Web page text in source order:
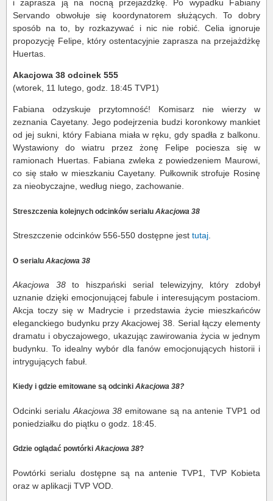
i zaprasza ją na nocną przejażdżkę. Po wypadku Fabiany
Servando obwołuje się koordynatorem służących. To dobry
sposób na to, by rozkazywać i nic nie robić. Celia ignoruje
propozycję Felipe, który ostentacyjnie zaprasza na przejażdżkę
Huertas.
Akacjowa 38 odcinek 555
(wtorek, 11 lutego, godz. 18:45 TVP1)
Fabiana odzyskuje przytomność! Komisarz nie wierzy w
zeznania Cayetany. Jego podejrzenia budzi koronkowy mankiet
od jej sukni, który Fabiana miała w ręku, gdy spadła z balkonu.
Wystawiony do wiatru przez żonę Felipe pociesza się w
ramionach Huertas. Fabiana zwleka z powiedzeniem Maurowi,
co się stało w mieszkaniu Cayetany. Pułkownik strofuje Rosinę
za nieobyczajne, według niego, zachowanie.
Streszczenia kolejnych odcinków serialu Akacjowa 38
Streszczenie odcinków 556-550 dostępne jest tutaj.
O serialu Akacjowa 38
Akacjowa 38to hiszpański serial telewizyjny, który zdobył
uznanie dzięki emocjonującej fabule i interesującym postaciom.
Akcja toczy się w Madrycie i przedstawia życie mieszkańców
eleganckiego budynku przy Akacjowej 38. Serial łączy elementy
dramatu i obyczajowego, ukazując zawirowania życia w jednym
budynku. To idealny wybór dla fanów emocjonujących historii i
intrygujących fabuł.
Kiedy i gdzie emitowane są odcinki Akacjowa 38?
Odcinki serialu Akacjowa 38 emitowane są na antenie TVP1 od
poniedziałku do piątku o godz. 18:45.
Gdzie oglądać powtórki Akacjowa 38?
Powtórki serialu dostępne są na antenie TVP1, TVP Kobieta
oraz w aplikacji TVP VOD.